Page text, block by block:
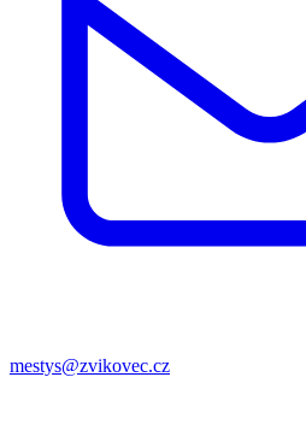
mestys@zvikovec.cz